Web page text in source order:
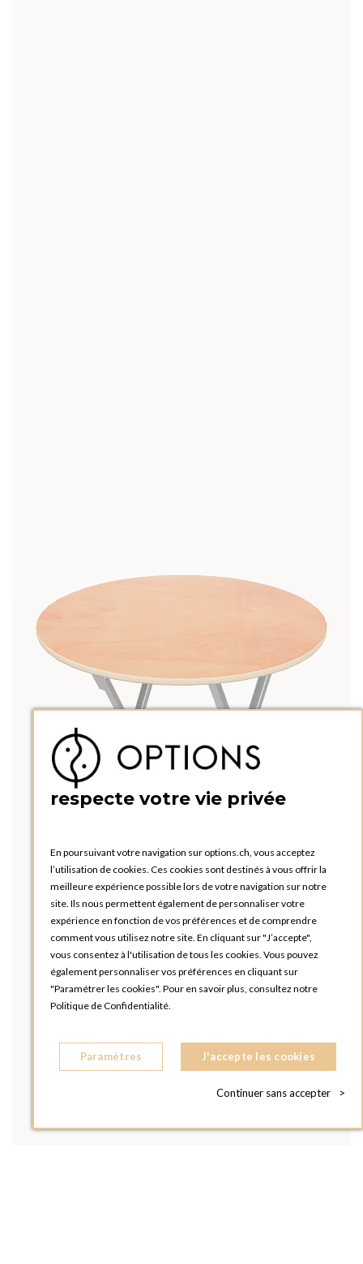
respecte votre vie privée
En poursuivant votre navigation sur options.ch, vous acceptez
l’utilisation de cookies. Ces cookies sont destinés à vous offrir la
meilleure expérience possible lors de votre navigation sur notre
site. Ils nous permettent également de personnaliser votre
expérience en fonction de vos préférences et de comprendre
comment vous utilisez notre site. En cliquant sur "J’accepte",
vous consentez à l'utilisation de tous les cookies. Vous pouvez
également personnaliser vos préférences en cliquant sur
"Paramétrer les cookies". Pour en savoir plus, consultez notre
Politique de Confidentialité.
Paramètres J'accepte les cookies
Continuer sans accepter >